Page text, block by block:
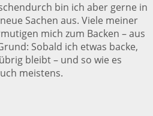
bin ich aber gerne in
Sachen aus. Viele meiner
mich zum Backen – aus
Sobald ich etwas backe,
bleibt – und so wie es
meistens.